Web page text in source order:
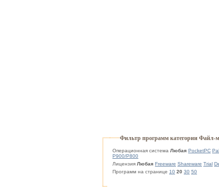
Фильтр программ категории Файл-
Операционная система Любая PocketPC
P900/P800
Лицензия Любая Freeware Shareware Trial
Программ на странице 10 20 30 50